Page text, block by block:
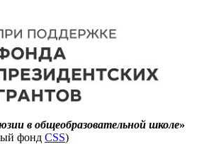
в общеобразовательной школе»
фонд CSS)